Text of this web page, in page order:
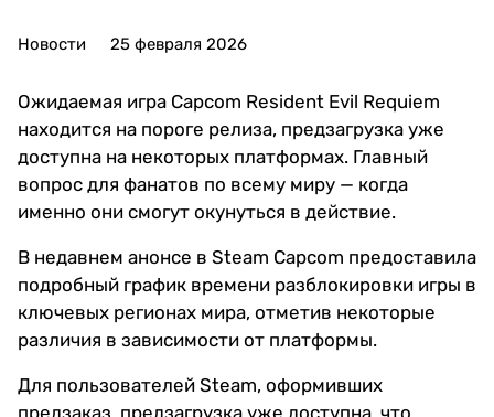
Новости 25 февраля 2026
Ожидаемая игра Capcom Resident Evil Requiem
находится на пороге релиза, предзагрузка уже
доступна на некоторых платформах. Главный
вопрос для фанатов по всему миру — когда
именно они смогут окунуться в действие.
В недавнем анонсе в Steam Capcom предоставила
подробный график времени разблокировки игры в
ключевых регионах мира, отметив некоторые
различия в зависимости от платформы.
Для пользователей Steam, оформивших
предзаказ, предзагрузка уже доступна, что